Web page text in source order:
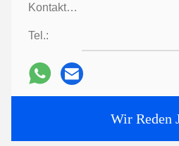
Kontaktpersonen:
Tel.:
Wir Reden